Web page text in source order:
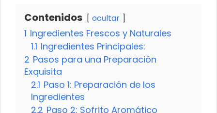
Contenidos ocultar
1 Ingredientes Frescos y Naturales
1.1 Ingredientes Principales:
2 Pasos para una Preparación
Exquisita
2.1 Paso 1: Preparación de los
Ingredientes
2.2 Paso 2: Sofrito Aromático